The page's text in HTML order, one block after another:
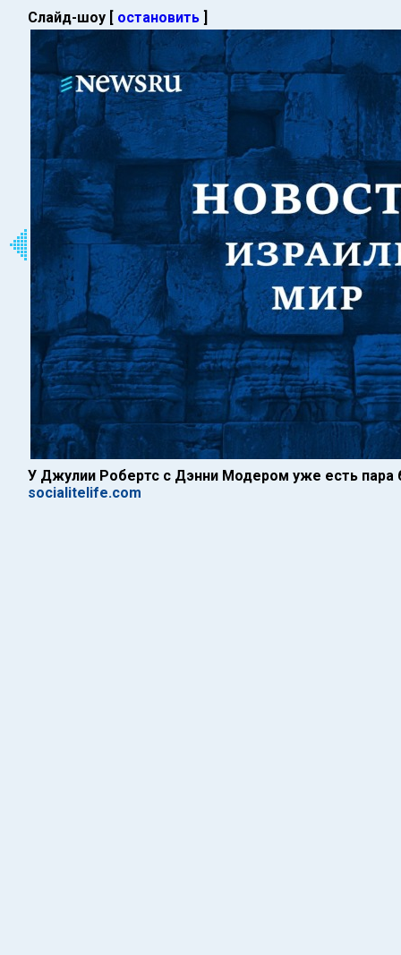
Слайд-шоу [ остановить ]
У Джулии Робертс с Дэнни Модером уже есть пара
socialitelife.com